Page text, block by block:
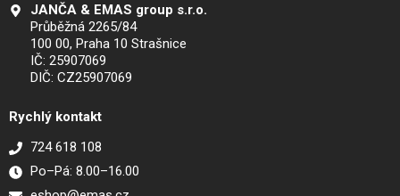
JANČA & EMAS group s.r.o.
Průběžná 2265/84
100 00, Praha 10 Strašnice
IČ: 25907069
DIČ: CZ25907069
Rychlý kontakt
724 618 108
Po–Pá: 8.00–16.00